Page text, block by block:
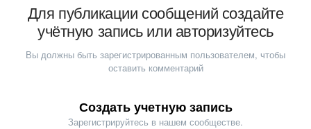
Для публикации сообщений создайте
учётную запись или авторизуйтесь
Вы должны быть зарегистрированным пользователем, чтобы
оставить комментарий
Создать учетную запись
Зарегистрируйтесь в нашем сообществе.